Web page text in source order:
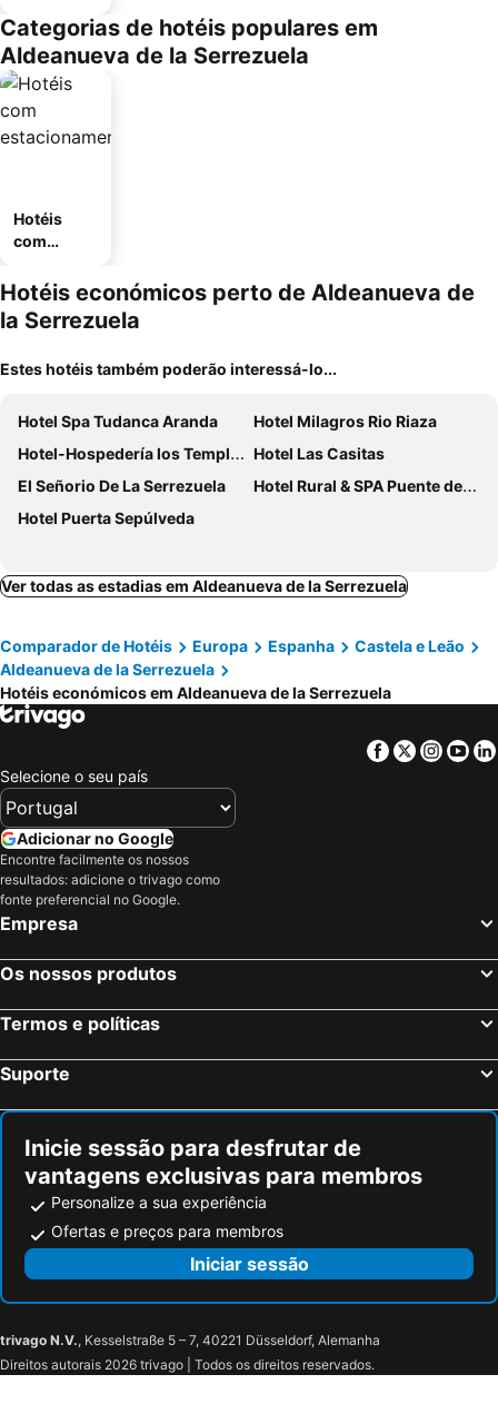
Categorias de hotéis populares em
Aldeanueva de la Serrezuela
Hotéis
com
mento
Hotéis económicos perto de Aldeanueva de
la Serrezuela
Estes hotéis também poderão interessá-lo...
Hotel Spa Tudanca Aranda
Hotel Milagros Rio Riaza
Hotel-Hospedería los Templarios
Hotel Las Casitas
El Señorio De La Serrezuela
Hotel Rural & SPA Puente del Duratón
Hotel Puerta Sepúlveda
Ver todas as estadias em Aldeanueva de la Serrezuela
Comparador de Hotéis Europa Espanha
Castela e Leão
Aldeanueva de la Serrezuela
Hotéis económicos em Aldeanueva de la Serrezuela
Facebook
Twitter
Selecione o seu país
Adicionar no Google
Encontre facilmente os nossos
resultados: adicione o trivago como
fonte preferencial no Google.
Empresa
Os nossos produtos
Termos e políticas
Suporte
Inicie sessão para desfrutar de
vantagens exclusivas para membros
Personalize a sua experiência
Ofertas e preços para membros
Iniciar sessão
trivago N.V., Kesselstraße 5 – 7, 40221 Düsseldorf, Alemanha
Direitos autorais 2026 trivago | Todos os direitos reservados.